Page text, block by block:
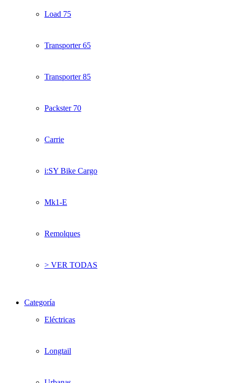
Load 75
Transporter 65
Transporter 85
Packster 70
Carrie
i:SY Bike Cargo
Mk1-E
Remolques
> VER TODAS
Categoría
Eléctricas
Longtail